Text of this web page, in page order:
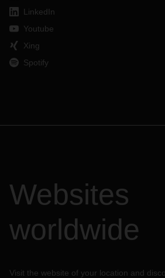
LinkedIn
Youtube
Xing
Spotify
Websites
worldwide
Visit the website of your location and